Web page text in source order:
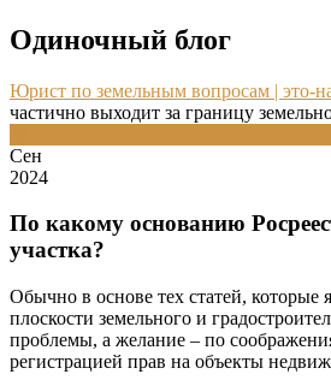
Одиночный блог
Юрист по земельным вопросам | это-
частично выходит за границу
Сен
2024
По какому основанию
участка?
Обычно в основе тех статей,
плоскости земельного и
проблемы, а желание – по
регистрацией прав на объекты